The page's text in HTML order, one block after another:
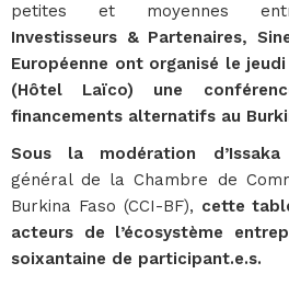
petites et moyennes
Investisseurs & Partenaires,
Européenne ont organisé le
(Hôtel Laïco) une
financements alternatifs au
Sous la modération d’Issaka
général de la Chambre de
Burkina Faso (CCI-BF), cette
acteurs de l’écosystème
soixantaine de participant.e.s.